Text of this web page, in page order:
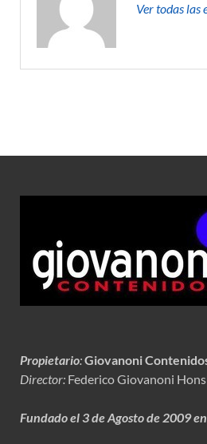
Ver todas las
Propietario:Giovanoni
Director: Federico Giovanoni
Fundado el 3 de Agosto de 2009